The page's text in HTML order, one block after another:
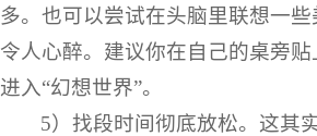
多。也可以尝试在头脑里联想一
令人心醉。建议你在自己的桌旁
进入“幻想世界”。
5）找段时间彻底放松。这其